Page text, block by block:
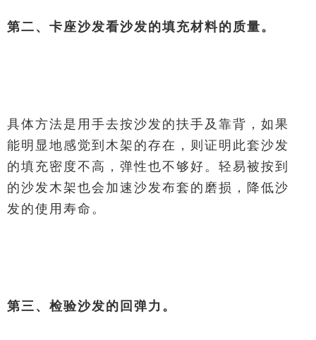
第二、卡座沙发看沙发的填充材料的质量。
具体方法是用手去按沙发的扶手及靠背，如果
能明显地感觉到木架的存在，则证明此套沙发
的填充密度不高，弹性也不够好。轻易被按到
的沙发木架也会加速沙发布套的磨损，降低沙
发的使用寿命。
第三、检验沙发的回弹力。